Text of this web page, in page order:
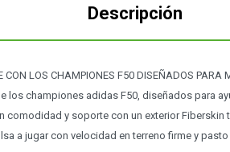
Descripción
LOS CHAMPIONES F50 DISEÑADOS PARA
los championes adidas F50, diseñados para
comodidad y soporte con un exterior Fiberskin
a jugar con velocidad en terreno firme y